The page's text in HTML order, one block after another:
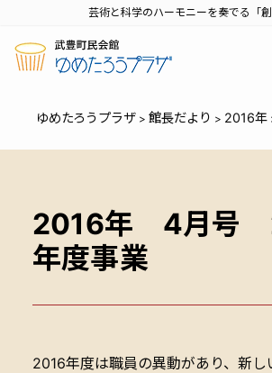
芸術と科学のハーモニーを奏でる「創
ゆめたろうプラザ > 館長だより > 2016年
2016年 4月号
年度事業
2016年度は職員の異動があり、新し